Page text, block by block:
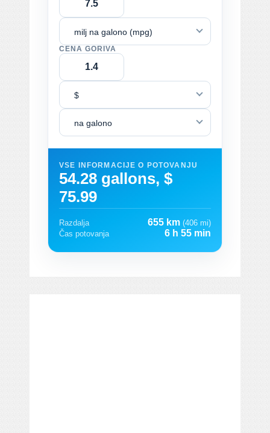
milj na galono (mpg)
CENA GORIVA
$
na galono
VSE INFORMACIJE O POTOVANJU
54.28 gallons, $
75.99
Razdalja 655 km (406 mi)
Čas potovanja
6 h 55 min